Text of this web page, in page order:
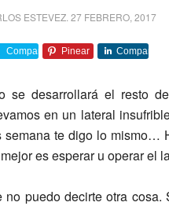
ESTEVEZ 27 FEBRERO, 2017
Comparte Pinear Comparte
se desarrollará el resto
en un lateral
semana te digo lo mismo…
es esperar u operar el
no puedo decirte otra